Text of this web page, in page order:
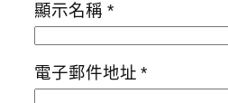
顯示名稱 *
電子郵件地址*